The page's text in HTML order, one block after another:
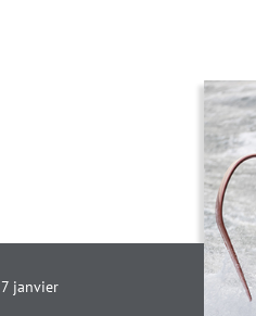
7 janvier